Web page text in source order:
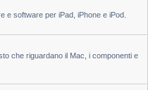
e software per iPad, iPhone e iPod.
che riguardano il Mac, i componenti e